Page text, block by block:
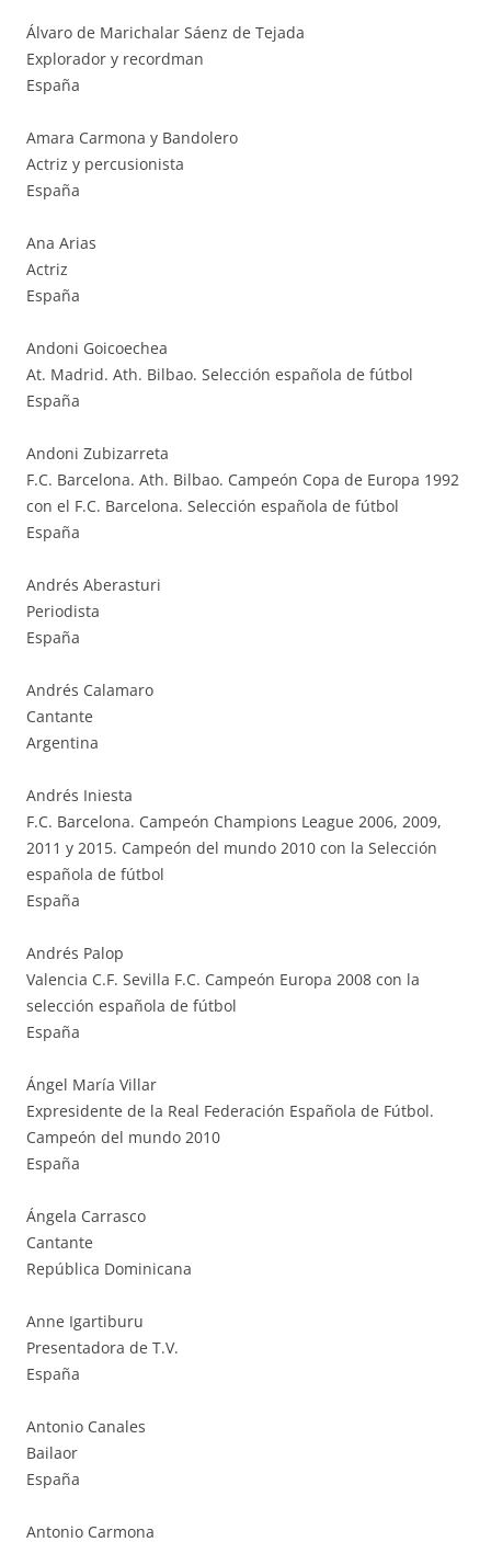
Álvaro de Marichalar Sáenz de Tejada
Explorador y recordman
España
Amara Carmona y Bandolero
Actriz y percusionista
España
Ana Arias
Actriz
España
Andoni Goicoechea
At. Madrid. Ath. Bilbao. Selección española de fútbol
España
Andoni Zubizarreta
F.C. Barcelona. Ath. Bilbao. Campeón Copa de Europa 1992
con el F.C. Barcelona. Selección española de fútbol
España
Andrés Aberasturi
Periodista
España
Andrés Calamaro
Cantante
Argentina
Andrés Iniesta
F.C. Barcelona. Campeón Champions League 2006, 2009,
2011 y 2015. Campeón del mundo 2010 con la Selección
española de fútbol
España
Andrés Palop
Valencia C.F. Sevilla F.C. Campeón Europa 2008 con la
selección española de fútbol
España
Ángel María Villar
Expresidente de la Real Federación Española de Fútbol.
Campeón del mundo 2010
España
Ángela Carrasco
Cantante
República Dominicana
Anne Igartiburu
Presentadora de T.V.
España
Antonio Canales
Bailaor
España
Antonio Carmona